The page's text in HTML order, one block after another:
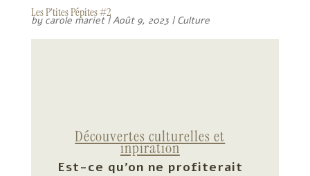
Les P’tites Pépites #2
by carole mariet|Août 9, 2023|Culture
Découvertes culturelles et
inpiration
Est-ce qu’on ne profiterait